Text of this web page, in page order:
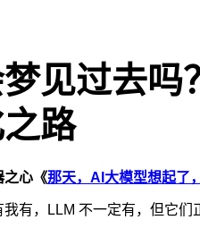
见过去吗
路
之心《那天，AI大模型想起了
有，LLM 不一定有，但它们